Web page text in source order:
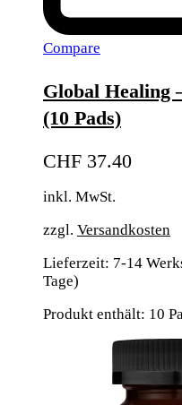
Compare
Global Healing
(10 Pads)
CHF 37.40
inkl. MwSt.
zzgl. Versandkosten
Lieferzeit: 7-14
Tage)
Produkt enthält: 10